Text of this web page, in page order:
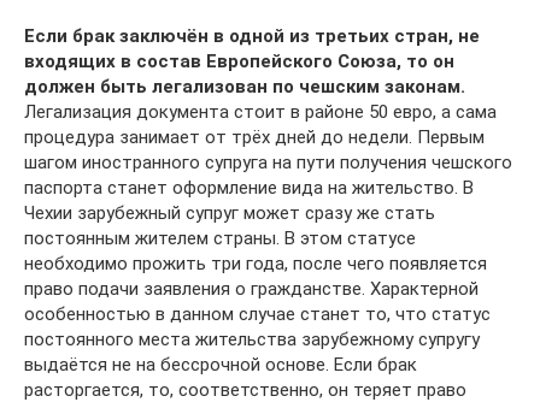
Если брак заключён в одной из третьих стран, не
входящих в состав Европейского Союза, то он
должен быть легализован по чешским законам.
Легализация документа стоит в районе 50 евро, а сама
процедура занимает от трёх дней до недели. Первым
шагом иностранного супруга на пути получения чешского
паспорта станет оформление вида на жительство. В
Чехии зарубежный супруг может сразу же стать
постоянным жителем страны. В этом статусе
необходимо прожить три года, после чего появляется
право подачи заявления о гражданстве. Характерной
особенностью в данном случае станет то, что статус
постоянного места жительства зарубежному супругу
выдаётся не на бессрочной основе. Если брак
расторгается, то, соответственно, он теряет право